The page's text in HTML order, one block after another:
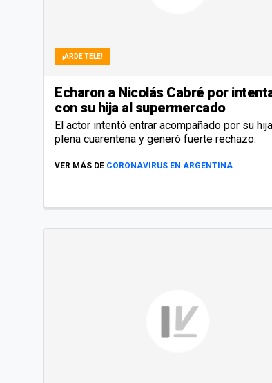
¡ARDE TELE!
Echaron a Nicolás Cabré por
con su hija al supermercado
El actor intentó entrar acompañado por su
plena cuarentena y generó fuerte rechazo.
VER MÁS DE CORONAVIRUS EN ARGENTINA